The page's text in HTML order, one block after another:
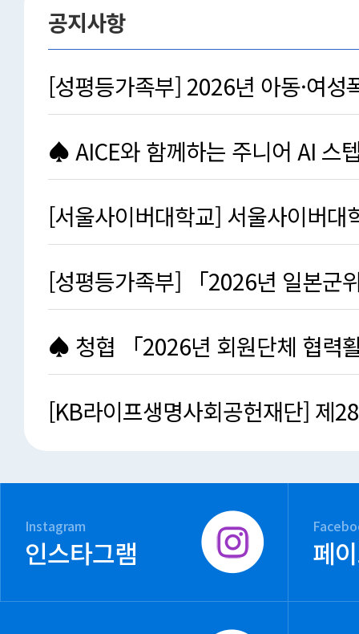
공지사항
[성평등가족부] 2026년 아동·여성
♠ AICE와 함께하는 주니어 AI 스
[서울사이버대학교] 서울사이버대
[성평등가족부] 「2026년 일본군
♠ 청협 「2026년 회원단체 협력
[KB라이프생명사회공헌재단] 제
Instagram
인스타그램 페